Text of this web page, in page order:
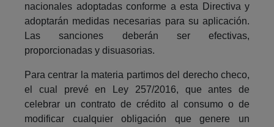
nacionales adoptadas conforme a esta Directiva y
adoptarán medidas necesarias para su aplicación.
Las sanciones deberán ser efectivas,
proporcionadas y disuasorias.
Para centrar la materia partimos del derecho checo,
el cual prevé en Ley 257/2016, que antes de
celebrar un contrato de crédito al consumo o de
modificar cualquier obligación que genere un